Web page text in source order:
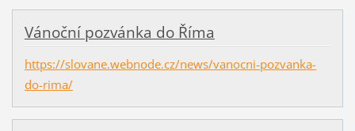
Vánoční pozvánka do Říma
https://slovane.webnode.cz/news/vanocni-pozvanka-
do-rima/